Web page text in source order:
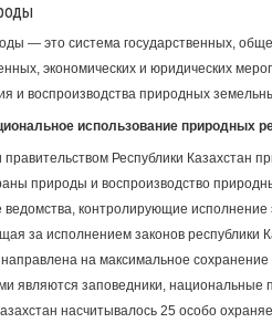
— это система государственных,
экономических и юридических
и воспроизводства природных
использование природных
Республики Казахстан
природы и воспроизводство
контролирующие
за исполнением законов республики
направлена на максимальное
являются заповедники,
насчитывалось 25 особо